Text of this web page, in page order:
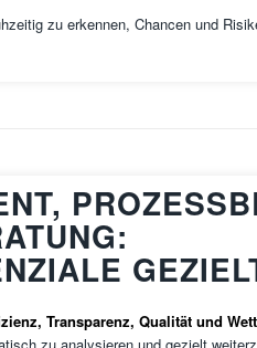
zu erkennen, Chancen und
Transparenz, Qualität und